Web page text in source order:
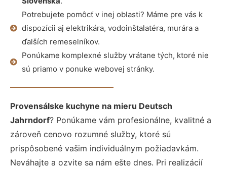
Potrebujete pomôcť v inej oblasti? Máme pre vás k
dispozícii aj elektrikára, vodoinštalatéra, murára a
ďalších remeselníkov.
Ponúkame komplexné služby vrátane tých, ktoré nie
sú priamo v ponuke webovej stránky.
Provensálske kuchyne na mieru Deutsch
Jahrndorf? Ponúkame vám profesionálne, kvalitné a
zároveň cenovo rozumné služby, ktoré sú
prispôsobené vašim individuálnym požiadavkám.
Neváhajte a ozvite sa nám ešte dnes. Pri realizácií